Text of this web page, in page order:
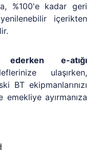
%100'e kadar geri
içerikten
ederken e-atığı
ulaşırken,
BT ekipmanlarınızı
ayırmanıza